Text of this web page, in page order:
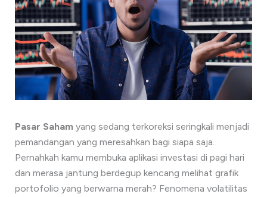
Pasar Saham yang sedang terkoreksi seringkali menjadi
pemandangan yang meresahkan bagi siapa saja.
Pernahkah kamu membuka aplikasi investasi di pagi hari
dan merasa jantung berdegup kencang melihat grafik
portofolio yang berwarna merah? Fenomena volatilitas